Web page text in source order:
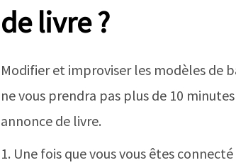
de livre ?
Modifier et improviser les modèles de
ne vous prendra pas plus de 10
annonce de livre.
1. Une fois que vous vous êtes